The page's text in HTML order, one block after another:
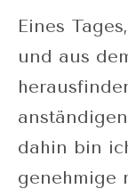
Eines
und aus
dahin bin
genehmige